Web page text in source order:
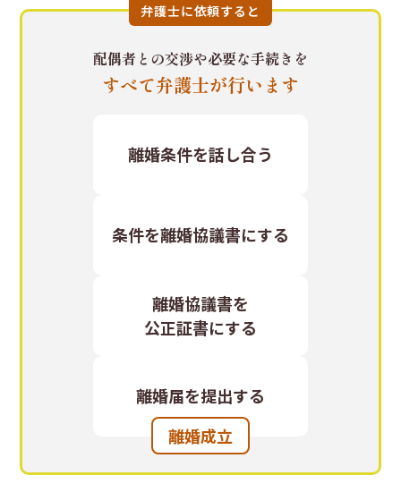
弁護士に依頼すると
配偶者との交渉や必要な手続きを
すべて弁護士が行います
離婚条件を話し合う
条件を離婚協議書にする
離婚協議書を
公正証書にする
離婚届を提出する
離婚成立